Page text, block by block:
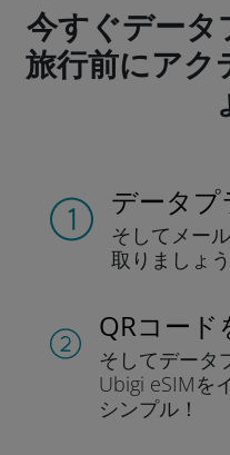
今すぐデータ
旅行前にアク
データプ
そしてメー
取りましょ
QRコード
そしてデータ
Ubigi eSIMを
シンプル！